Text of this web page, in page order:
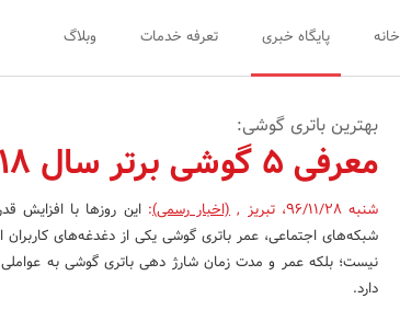
خانه پایگاه خبری تعرفه خدمات وبلاگ
بهترین باتری گوشی:
معرفی ۵ گوشی برتر سال ۲۰۱۸
شنبه 96/11/28 ،تبریز ,(اخبار رسمی):این روزها با افزایش
شبکه‌های اجتماعی، عمر باتری گوشی یکی از دغدغه‌های
نیست؛ بلکه عمر و مدت زمان شارژ دهی باتری گوشی به عواملی
دارد.